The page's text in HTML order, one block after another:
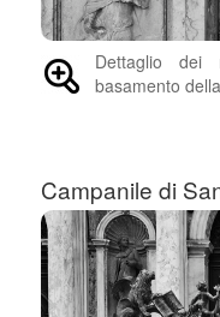
Dettaglio
basamento
Campanile di